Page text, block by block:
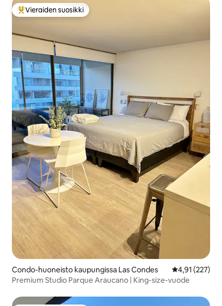
Vieraiden suosikkien parhaimmistoa
Vieraiden suosikki
Condo-huoneisto kaupungissa Las Condes
4,91 (227)
Premium Studio Parque Araucano | King-size-vuode